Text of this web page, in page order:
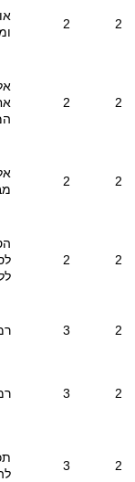
2
2
2
2
2
2
2
2
2
3
2
3
2
3